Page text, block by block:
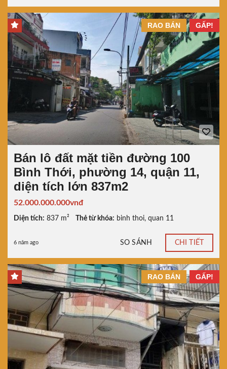
GẤP!
RAO BÁN
Bán lô đất mặt tiền đường 100
Bình Thới, phường 14, quận 11,
diện tích lớn 837m2
52.000.000.000vnđ
Diện tích: 837 m² Thẻ từ khóa: binh thoi, quan 11
6 năm ago SO SÁNH CHI TIẾT
GẤP!
RAO BÁN